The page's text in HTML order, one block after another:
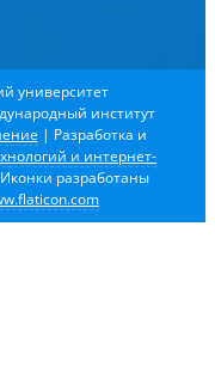
университет
институт
| Разработка и
и интернет-
разработаны